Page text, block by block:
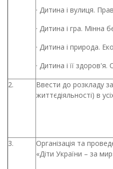
· Дитина і вулиця.
· Дитина і гра. Мінна
· Дитина і природа.
· Дитина і її
2.
Ввести до розкладу
життєдіяльності) в
3.
Організація та
«Діти України – за